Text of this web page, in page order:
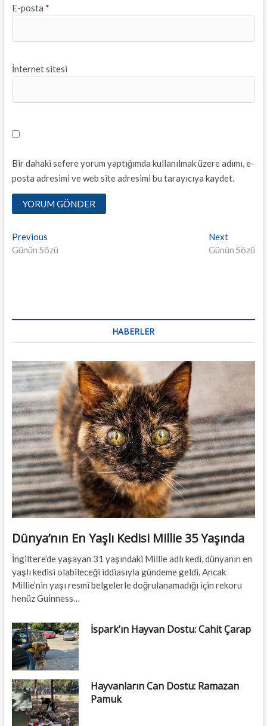
E-posta *
İnternet sitesi
Bir dahaki sefere yorum yaptığımda kullanılmak üzere adımı, e-
posta adresimi ve web site adresimi bu tarayıcıya kaydet.
Yazı
dolaşımı
PreviousPrevious
post:
Günün Sözü
NextNext
post:
Günün Sözü
HABERLER
Dünya’nın En Yaşlı Kedisi Millie 35 Yaşında
İngiltere’de yaşayan 31 yaşındaki Millie adlı kedi, dünyanın en
yaşlı kedisi olabileceği iddiasıyla gündeme geldi. Ancak
Millie’nin yaşı resmî belgelerle doğrulanamadığı için rekoru
henüz Guinness…
İspark’ın Hayvan Dostu: Cahit Çarap
Hayvanların Can Dostu: Ramazan
Pamuk